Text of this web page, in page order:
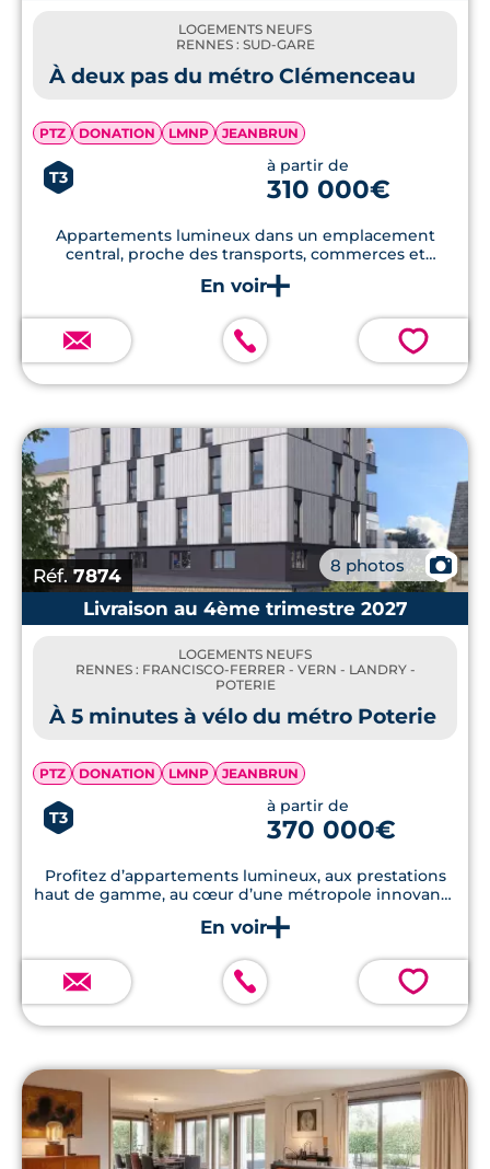
LOGEMENTS NEUFS
RENNES : SUD-GARE
À deux pas du métro Clémenceau
PTZ DONATION LMNP JEANBRUN
T3
à partir de
310 000€
Appartements lumineux dans un emplacement
central, proche des transports, commerces et
services.
💗
Réf. 7874 8 photos
📷
Livraison au 4ème trimestre 2027
LOGEMENTS NEUFS
RENNES : FRANCISCO-FERRER - VERN - LANDRY -
POTERIE
À 5 minutes à vélo du métro Poterie
PTZ DONATION LMNP JEANBRUN
T3
à partir de
370 000€
Profitez d’appartements lumineux, aux prestations
haut de gamme, au cœur d’une métropole innovante
et dynamique.
💗